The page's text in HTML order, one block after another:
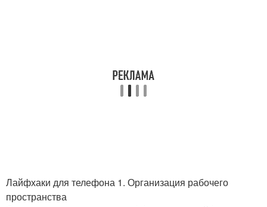
Лайфхаки для телефона 1. Организация рабочего
пространства